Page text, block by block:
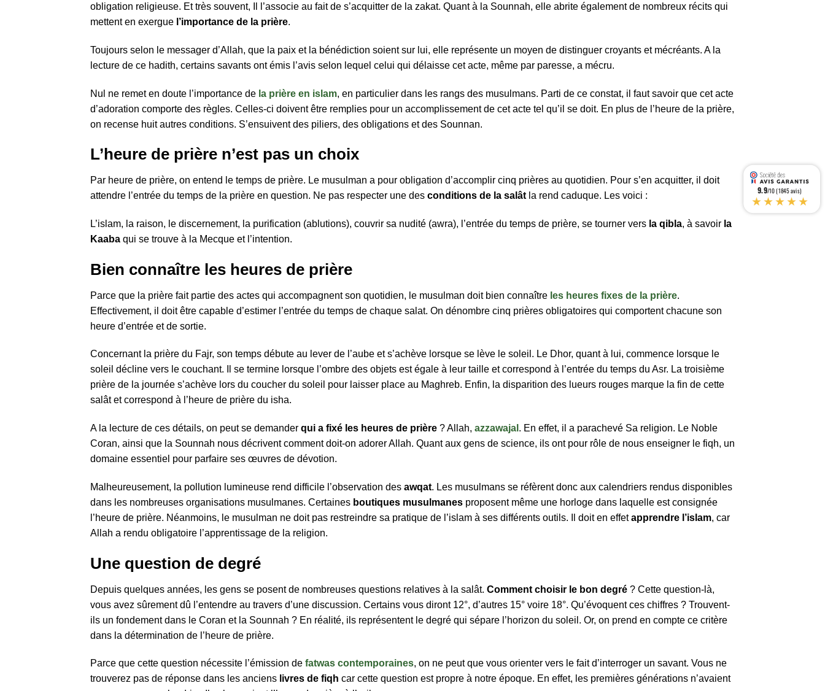
obligation religieuse. Et très souvent, Il l’associe au fait de s’acquitter de la zakat. Quant à la Sounnah, elle abrite également de nombreux récits qui
mettent en exergue l’importance de la prière.
Toujours selon le messager d’Allah, que la paix et la bénédiction soient sur lui, elle représente un moyen de distinguer croyants et mécréants. A la
lecture de ce hadith, certains savants ont émis l’avis selon lequel celui qui délaisse cet acte, même par paresse, a mécru.
Nul ne remet en doute l’importance de la prière en islam, en particulier dans les rangs des musulmans. Parti de ce constat, il faut savoir que cet acte
d’adoration comporte des règles. Celles-ci doivent être remplies pour un accomplissement de cet acte tel qu’il se doit. En plus de l’heure de la prière,
on recense huit autres conditions. S’ensuivent des piliers, des obligations et des Sounnan.
L’heure de prière n’est pas un choix
Par heure de prière, on entend le temps de prière. Le musulman a pour obligation d’accomplir cinq prières au quotidien. Pour s’en acquitter, il doit
attendre l’entrée du temps de la prière en question. Ne pas respecter une des conditions de la salât la rend caduque. Les voici :
L’islam, la raison, le discernement, la purification (ablutions), couvrir sa nudité (awra), l’entrée du temps de prière, se tourner vers la qibla, à savoir la
Kaaba qui se trouve à la Mecque et l’intention.
Bien connaître les heures de prière
Parce que la prière fait partie des actes qui accompagnent son quotidien, le musulman doit bien connaître les heures fixes de la prière.
Effectivement, il doit être capable d’estimer l’entrée du temps de chaque salat. On dénombre cinq prières obligatoires qui comportent chacune son
heure d’entrée et de sortie.
Concernant la prière du Fajr, son temps débute au lever de l’aube et s’achève lorsque se lève le soleil. Le Dhor, quant à lui, commence lorsque le
soleil décline vers le couchant. Il se termine lorsque l’ombre des objets est égale à leur taille et correspond à l’entrée du temps du Asr. La troisième
prière de la journée s’achève lors du coucher du soleil pour laisser place au Maghreb. Enfin, la disparition des lueurs rouges marque la fin de cette
salât et correspond à l’heure de prière du isha.
A la lecture de ces détails, on peut se demander qui a fixé les heures de prière ? Allah, azzawajal . En effet, il a parachevé Sa religion. Le Noble
Coran, ainsi que la Sounnah nous décrivent comment doit-on adorer Allah. Quant aux gens de science, ils ont pour rôle de nous enseigner le fiqh, un
domaine essentiel pour parfaire ses œuvres de dévotion.
Malheureusement, la pollution lumineuse rend difficile l’observation des awqat. Les musulmans se réfèrent donc aux calendriers rendus disponibles
dans les nombreuses organisations musulmanes. Certaines boutiques musulmanes proposent même une horloge dans laquelle est consignée
l’heure de prière. Néanmoins, le musulman ne doit pas restreindre sa pratique de l’islam à ses différents outils. Il doit en effetapprendre l’islam, car
Allah a rendu obligatoire l’apprentissage de la religion.
Une question de degré
Depuis quelques années, les gens se posent de nombreuses questions relatives à la salât. Comment choisir le bon degré ? Cette question-là,
vous avez sûrement dû l’entendre au travers d’une discussion. Certains vous diront 12°, d’autres 15° voire 18°. Qu’évoquent ces chiffres ? Trouvent-
ils un fondement dans le Coran et la Sounnah ? En réalité, ils représentent le degré qui sépare l’horizon du soleil. Or, on prend en compte ce critère
dans la détermination de l’heure de prière.
Parce que cette question nécessite l’émission de fatwas contemporaines, on ne peut que vous orienter vers le fait d’interroger un savant. Vous ne
trouverez pas de réponse dans les anciens livres de fiqh car cette question est propre à notre époque. En effet, les premières générations n’avaient
9.9/10 (1845 avis)
★★★★★